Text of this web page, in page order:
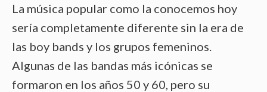
La música popular como la conocemos hoy
sería completamente diferente sin la era de
las boy bands y los grupos femeninos.
Algunas de las bandas más icónicas se
formaron en los años 50 y 60, pero su